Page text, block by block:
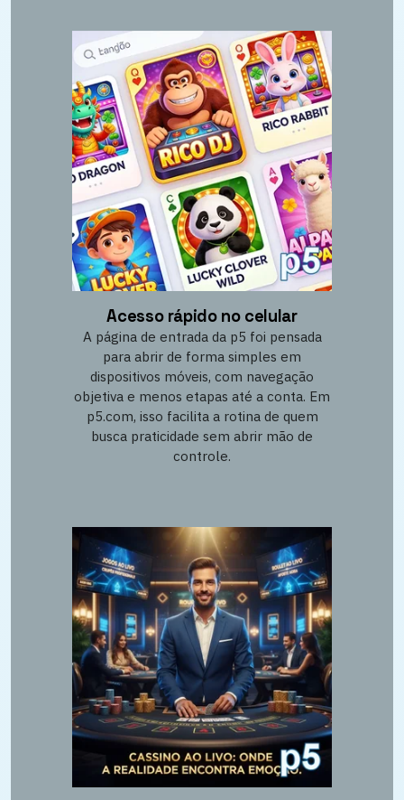
Acesso rápido no celular
A página de entrada da p5 foi pensada
para abrir de forma simples em
dispositivos móveis, com navegação
objetiva e menos etapas até a conta. Em
p5.com, isso facilita a rotina de quem
busca praticidade sem abrir mão de
controle.